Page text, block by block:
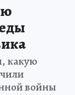
какую
войны